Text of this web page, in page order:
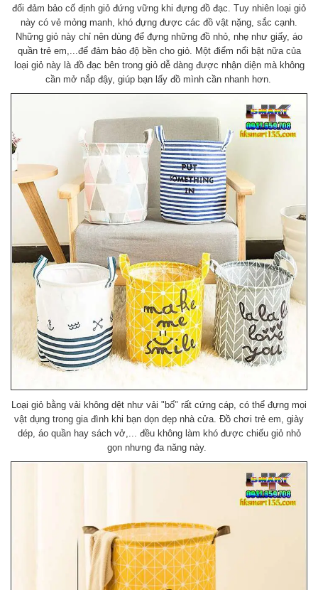
đối đảm bảo cố định giỏ đứng vững khi đựng đồ đạc. Tuy nhiên loại giỏ
này có vẻ mỏng manh, khó đựng được các đồ vật nặng, sắc cạnh.
Những giỏ này chỉ nên dùng để đựng những đồ nhỏ, nhẹ như giấy, áo
quần trẻ em,...để đảm bảo độ bền cho giỏ. Một điểm nổi bật nữa của
loại giỏ này là đồ đạc bên trong giỏ dễ dàng được nhận diện mà không
cần mở nắp đậy, giúp bạn lấy đồ mình cần nhanh hơn.
Loại giỏ bằng vải không dệt như vải "bố" rất cứng cáp, có thể đựng mọi
vật dụng trong gia đình khi bạn dọn dẹp nhà cửa. Đồ chơi trẻ em, giày
dép, áo quần hay sách vở,... đều không làm khó được chiếu giỏ nhỏ
gọn nhưng đa năng này.